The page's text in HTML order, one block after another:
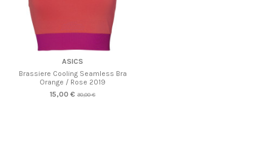
ASICS
Brassiere Cooling Seamless Bra
Orange / Rose 2019
15,00 € 30,00 €